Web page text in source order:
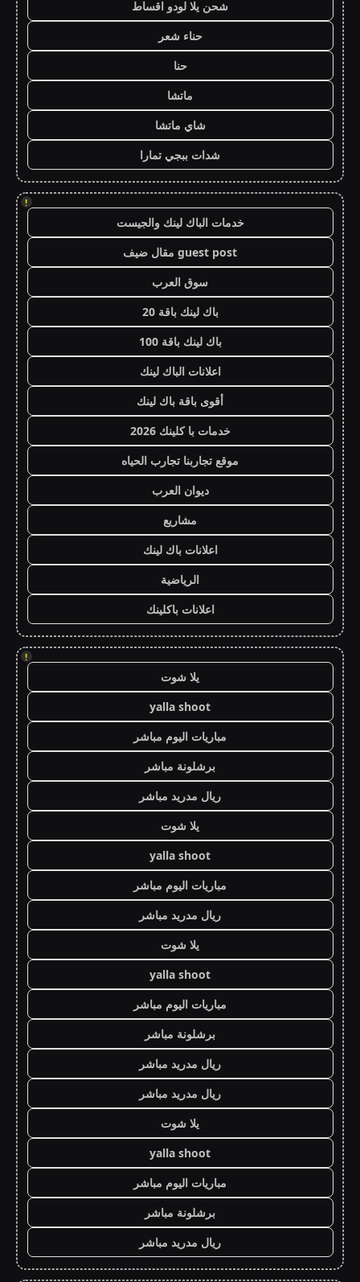
شحن يلا لودو اقساط
حناء شعر
حنا
ماتشا
شاي ماتشا
شدات ببجي تمارا
!
خدمات الباك لينك والجيست
guest post مقال ضيف
سوق العرب
باك لينك باقة 20
باك لينك باقة 100
اعلانات الباك لينك
أقوى باقة باك لينك
خدمات با كلينك 2026
موقع تجاربنا تجارب الحياه
ديوان العرب
مشاريع
اعلانات باك لينك
الرياضية
اعلانات باكلينك
!
يلا شوت
yalla shoot
مباريات اليوم مباشر
برشلونة مباشر
ريال مدريد مباشر
يلا شوت
yalla shoot
مباريات اليوم مباشر
ريال مدريد مباشر
يلا شوت
yalla shoot
مباريات اليوم مباشر
برشلونة مباشر
ريال مدريد مباشر
ريال مدريد مباشر
يلا شوت
yalla shoot
مباريات اليوم مباشر
برشلونة مباشر
ريال مدريد مباشر